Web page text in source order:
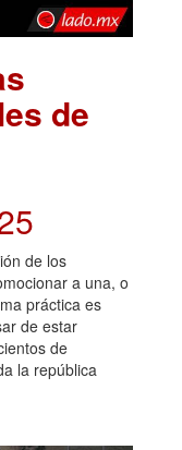
de
de los
a una, o
práctica es
de estar
de
la república